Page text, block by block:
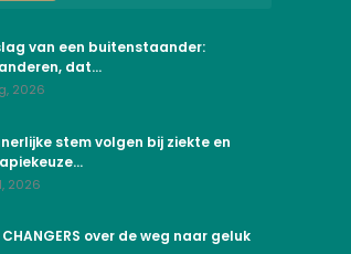
van een buitenstaander:
dat…
2026
stem volgen bij ziekte en
2026
CHANGERS over de weg naar geluk